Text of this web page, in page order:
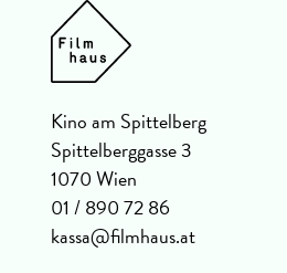
Kino am Spittelberg
Spittelberggasse 3
1070 Wien
01 / 890 72 86
kassa@filmhaus.at